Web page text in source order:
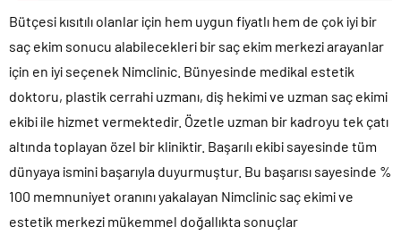
Bütçesi kısıtılı olanlar için hem uygun fiyatlı hem de çok iyi bir
saç ekim sonucu alabilecekleri bir saç ekim merkezi arayanlar
için en iyi seçenek Nimclinic. Bünyesinde medikal estetik
doktoru, plastik cerrahi uzmanı, diş hekimi ve uzman saç ekimi
ekibi ile hizmet vermektedir. Özetle uzman bir kadroyu tek çatı
altında toplayan özel bir kliniktir. Başarılı ekibi sayesinde tüm
dünyaya ismini başarıyla duyurmuştur. Bu başarısı sayesinde %
100 memnuniyet oranını yakalayan Nimclinic saç ekimi ve
estetik merkezi mükemmel doğallıkta sonuçlar